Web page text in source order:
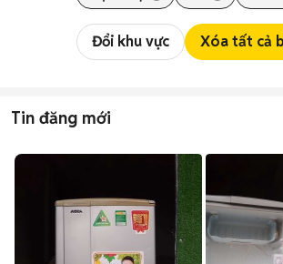
Đổi khu vực Xóa tất cả
Tin đăng mới